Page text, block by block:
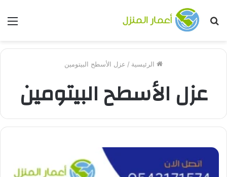
بحث
الرئيسية / عزل الأسطح البيتومين
عزل الأسطح البيتومين